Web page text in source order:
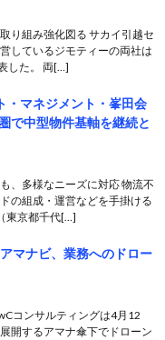
り組み強化図る サカイ引越セ
しているジモティーの両社は
した。 両[…]
・マネジメント・峯田会
で中型物件基軸を継続と
、多様なニーズに対応 物流不
の組成・運営などを手掛ける
東京都千代[…]
マナビ、業務へのドロー
コンサルティングは4月12
開するアマナ傘下でドローン